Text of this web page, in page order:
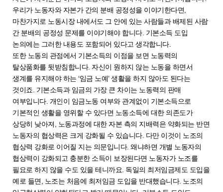
우리가 노동자와 자본가 간의 분배 공정성을 이야기한다면,
마찬가지로 노동시장 내에서도 그 안에 있는 사람들과 배제된 사람
간 분배의 공정성 문제를 이야기해야 합니다. 기본소득 도입
논의에는 그러한 내용도 포함되어 있다고 생각합니다.
또한 노동의 관점에서 기본소득의 이점을 보면 노동력의
탈상품화를 뒷받침합니다. 자신이 원하지 않는 노동을 하면서
생계를 유지해야 하는 ‘임금 노예’ 생활을 하지 않아도 된다는
것이죠. 기본소득과 임금의 가장 큰 차이는 노동력의 판매
여부입니다. 개인이 임금노동 여부와 관계없이 기본소득으로
기본적인 생활을 영위할 수 있다면 노동소득에 대한 의존도가
상당히 낮아져, 노동과정에 대한 자본 측의 지배력은 약화되는 반면
노동자의 협상력은 크게 강화될 수 있습니다. 다만 이것이 노조의
협상력 강화로 이어질 지는 의문입니다. 왜냐하면 개별 노동자의
협상력이 강화되고 충분한 소득이 보장된다면 노동자가 노조를
필요로 하지 않을 수도 있을 테니까요. 독일의 최저임금제도 도입을
예로 들면, 노조는 처음에 최저임금 도입을 반대했습니다. 노조의